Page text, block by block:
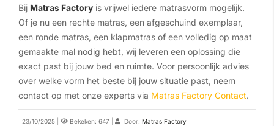
Bij Matras Factory is vrijwel iedere matrasvorm mogelijk.
Of je nu een rechte matras, een afgeschuind exemplaar,
een ronde matras, een klapmatras of een volledig op maat
gemaakte mal nodig hebt, wij leveren een oplossing die
exact past bij jouw bed en ruimte. Voor persoonlijk advies
over welke vorm het beste bij jouw situatie past, neem
contact op met onze experts via Matras Factory Contact.
23/10/2025 Bekeken: 647 Door: Matras Factory